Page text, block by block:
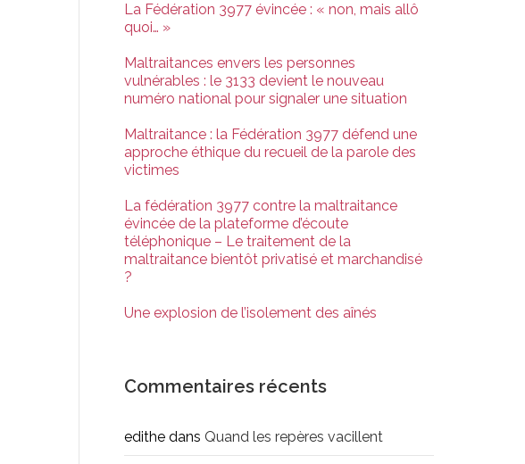
La Fédération 3977 évincée : « non, mais allô
quoi… »
Maltraitances envers les personnes
vulnérables : le 3133 devient le nouveau
numéro national pour signaler une situation
Maltraitance : la Fédération 3977 défend une
approche éthique du recueil de la parole des
victimes
La fédération 3977 contre la maltraitance
évincée de la plateforme d’écoute
téléphonique – Le traitement de la
maltraitance bientôt privatisé et marchandisé
?
Une explosion de l’isolement des aînés
Commentaires récents
edithe dans Quand les repères vacillent